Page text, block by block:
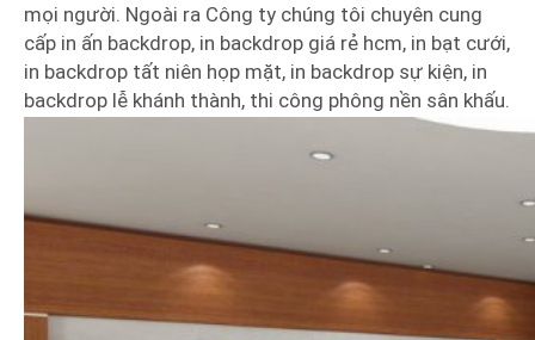
mọi người. Ngoài ra Công ty chúng tôi chuyên cung
cấp in ấn backdrop, in backdrop giá rẻ hcm, in bạt cưới,
in backdrop tất niên họp mặt, in backdrop sự kiện, in
backdrop lễ khánh thành, thi công phông nền sân khấu.